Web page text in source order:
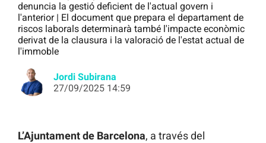
denuncia la gestió deficient de l'actual govern i
l'anterior | El document que prepara el departament de
riscos laborals determinarà també l'impacte econòmic
derivat de la clausura i la valoració de l'estat actual de
l'immoble
Jordi Subirana
27/09/2025 14:59
L’Ajuntament de Barcelona, a través del